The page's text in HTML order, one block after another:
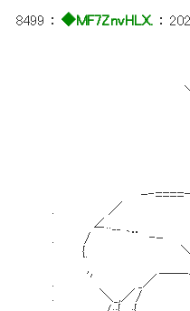
8499 ：◆MF7ZnvHLX. ：
_ノ
}! ,／ /
ﾉV/| ／
{ / / /／
＼{ { i{//
∨Ⅵ{/ ノ
∨ ｨ'‐tｯ
{fﾇ;
{〈
', t==-
[__ヽ
-
. ／
∠..__
. / ｀¨ ‐- /
{. ＼| / // /
, ＿＿ l| ,/ // /
. ′ _／ ｀¨ ‐-
. ＼_,／/ ／ ／